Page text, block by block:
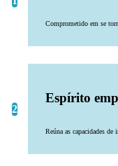
Comprometido em se
Espírito
Reúna as capacidades